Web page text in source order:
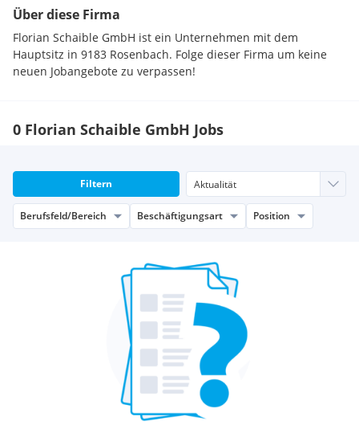
Über diese Firma
Florian Schaible GmbH ist ein Unternehmen mit dem
Hauptsitz in 9183 Rosenbach. Folge dieser Firma um keine
neuen Jobangebote zu verpassen!
0 Florian Schaible GmbH Jobs
Filtern
Berufsfeld/Bereich Beschäftigungsart Position